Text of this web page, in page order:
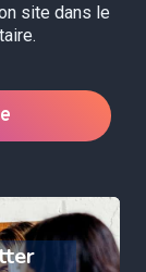
site dans le